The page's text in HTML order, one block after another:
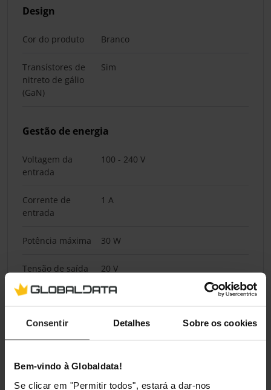
Consentir Detalhes Sobre os cookies
Bem-vindo à Globaldata!
Se clicar em "Permitir todos", estará a dar-nos
Design
Cor do produto Branco
Transístores de
nitreto de gálio
(GaN)
Sim
Gestão de energia
Voltagem da
entrada
100 - 240 V
Corrente de
entrada
1 A
Potência máxima 30 W
Tensão de saída
20 V
mínima
saída (5V)